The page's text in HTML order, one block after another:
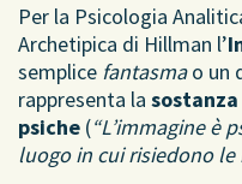
Per la Psicologia
Archetipica di Hillman l’
semplice fantasmao un
rappresenta la
psiche (“L’immagine è
luogo in cui risiedono le